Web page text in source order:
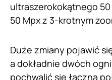
ultraszerokokątnego
50 Mpx z 3-krotnym
Duże zmiany pojawić
a dokładnie dwóch
pochwalić się łączną